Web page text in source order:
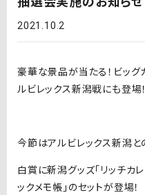
2021.10.2
豪華な景品が当たる！ビッ
ルビレックス新潟戦にも登場！
今節はアルビレックス新潟と
白賞に新潟グッズ「リッチカ
ックメモ帳」のセットが登場！